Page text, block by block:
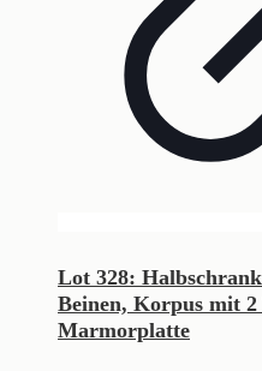
Lot 328:
Beinen, Korpus mit
Marmorplatte